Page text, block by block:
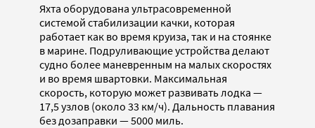
Яхта оборудована ультрасовременной
системой стабилизации качки, которая
работает как во время круиза, так и на стоянке
в марине. Подруливающие устройства делают
судно более маневренным на малых скоростях
и во время швартовки. Максимальная
скорость, которую может развивать лодка —
17,5 узлов (около 33 км/ч). Дальность плавания
без дозаправки — 5000 миль.